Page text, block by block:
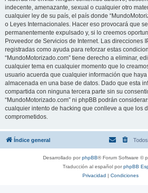
indecente, amenazante, sexual o cualquier otro
cualquier ley de su país, el país donde
o Leyes Internacionales. Hacer eso provocará que
permanentemente expulsado y, si lo creemos
Proveedor de Servicios de Internet. Las direcciones
registradas como ayuda para reforzar estas
“MundoMotorizado.com” tiene derecho a eliminar,
cualquier tema en cualquier momento que lo
usuario acuerda que cualquier información que
almacenada en una base de datos. Dado que esta
compartida con ninguna tercera parte sin su
“MundoMotorizado.com” ni phpBB podrán
cualquier intento de hacking que conlleve a que los
comprometidos.
Índice general
Desarrollado porphpBB® Forum Software ©
Traducción al español porphpBB
Privacidad | Condiciones